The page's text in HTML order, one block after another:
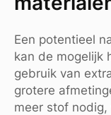
Een potentieel
kan de mogelijk
gebruik van
grotere
meer stof